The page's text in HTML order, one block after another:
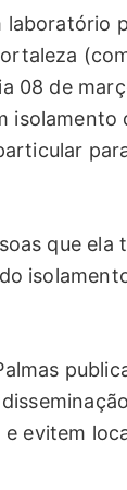
08 de
que
evitem